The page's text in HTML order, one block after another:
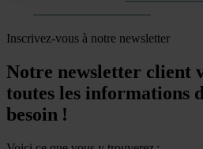
Inscrivez-vous à notre newsletter
Notre newsletter client
toutes les informations
besoin !